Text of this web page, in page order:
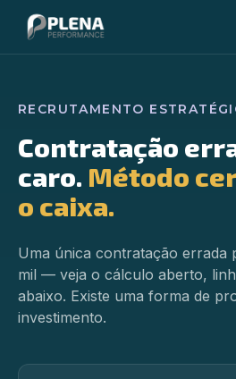
RECRUTAMENTO
Contratação
caro. Método
o caixa.
Uma única contratação errada
mil — veja o cálculo aberto,
abaixo. Existe uma forma de
investimento.